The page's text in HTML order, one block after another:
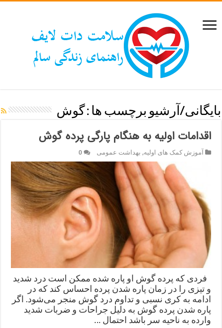
بایگانی/آرشیو برچسب ها : گوش
اقدامات اولیه به هنگام پارگی پرده گوش
آموزش کمک های اولیه, بهداشت عمومی 0
فردی که پرده گوش او پاره شده ممکن است درد شدید
و تیزی را در زمان پاره‌ شدن پرده احساس کند که در
ادامه به کری نسبی و تداوم درد گوش منجر می‌شود. اگر
پاره شدن پرده گوش به دلیل جراحات و ضربات شدید
وارده به ناحیه سر باشد احتمال …